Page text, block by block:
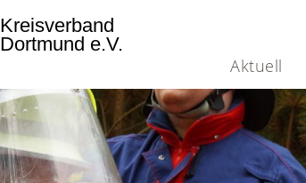
Aktuell
Kreisverband
Dortmund e.V.